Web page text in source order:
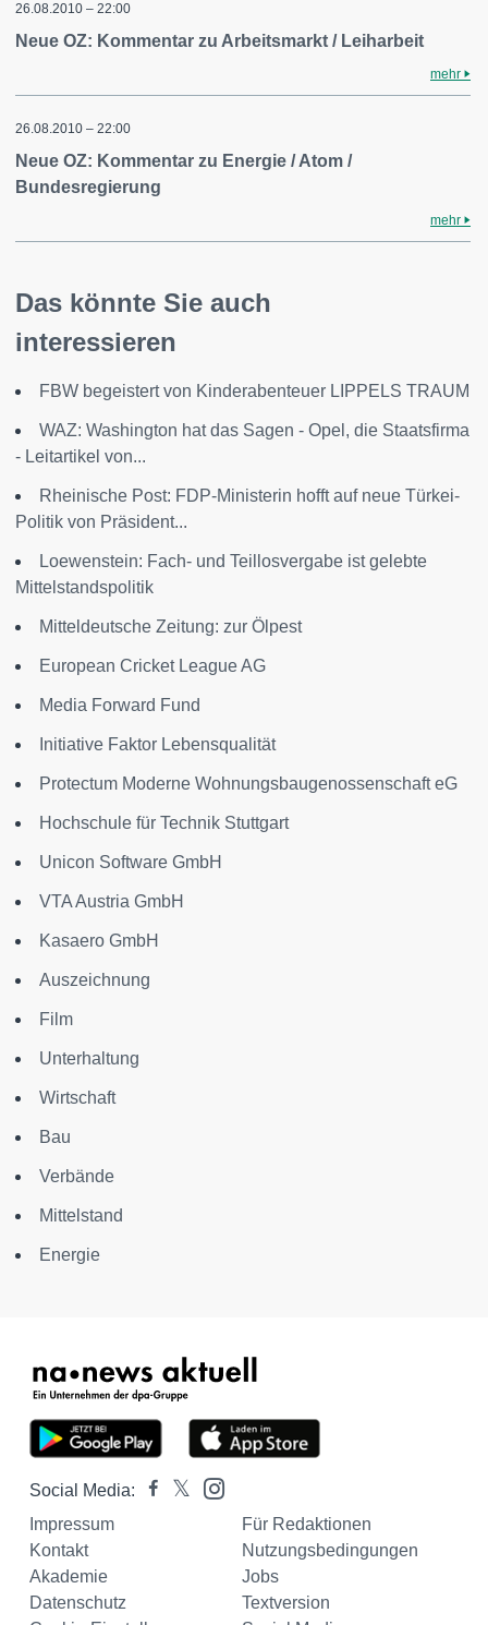
26.08.2010 – 22:00
Neue OZ: Kommentar zu Arbeitsmarkt / Leiharbeit
mehr
26.08.2010 – 22:00
Neue OZ: Kommentar zu Energie / Atom /
Bundesregierung
mehr
Das könnte Sie auch
interessieren
FBW begeistert von Kinderabenteuer LIPPELS TRAUM
WAZ: Washington hat das Sagen - Opel, die Staatsfirma
- Leitartikel von...
Rheinische Post: FDP-Ministerin hofft auf neue Türkei-
Politik von Präsident...
Loewenstein: Fach- und Teillosvergabe ist gelebte
Mittelstandspolitik
Mitteldeutsche Zeitung: zur Ölpest
European Cricket League AG
Media Forward Fund
Initiative Faktor Lebensqualität
Protectum Moderne Wohnungsbaugenossenschaft eG
Hochschule für Technik Stuttgart
Unicon Software GmbH
VTA Austria GmbH
Kasaero GmbH
Auszeichnung
Film
Unterhaltung
Wirtschaft
Bau
Verbände
Mittelstand
Energie
Social Media:
Impressum
Für Redaktionen
Kontakt
Nutzungsbedingungen
Akademie
Jobs
Datenschutz
Textversion